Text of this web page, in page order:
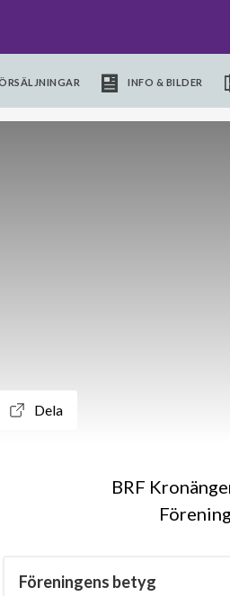
INFO & BILDER
Dela
BRF
Föreningens betyg